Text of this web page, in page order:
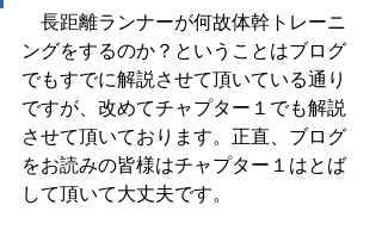
長距離ランナーが何故体幹トレーニ
ングをするのか？ということはブログ
でもすでに解説させて頂いている通り
ですが、改めてチャプター１でも解説
させて頂いております。正直、ブログ
をお読みの皆様はチャプター１はとば
して頂いて大丈夫です。